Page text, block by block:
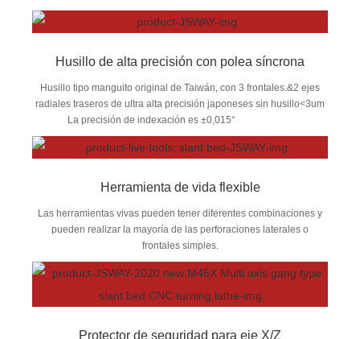
Husillo de alta precisión con polea síncrona
Husillo tipo manguito original de Taiwán, con 3 frontales.&2 ejes
radiales traseros de ultra alta precisión japoneses sin husillo<3um
La precisión de indexación es ±0,015°
Herramienta de vida flexible
Las herramientas vivas pueden tener diferentes combinaciones y
pueden realizar la mayoría de las perforaciones laterales o
frontales simples.
Protector de seguridad para eje X/Z